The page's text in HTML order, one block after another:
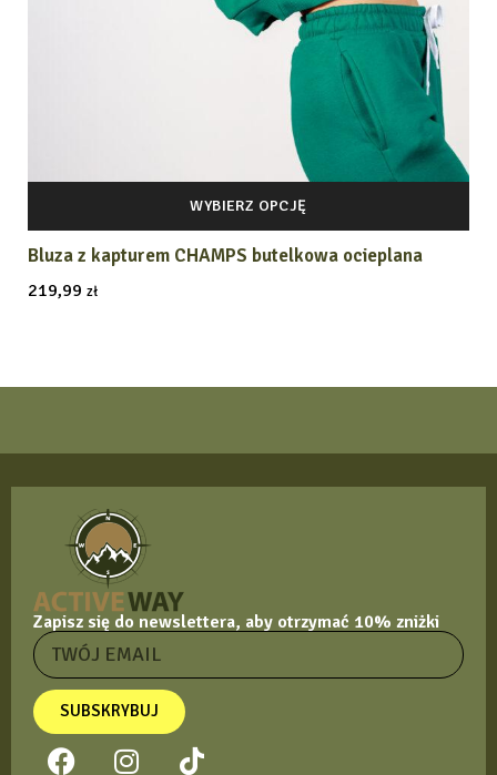
WYBIERZ OPCJĘ
Bluza z kapturem CHAMPS butelkowa ocieplana
219,99 zł
Zapisz się do newslettera, aby otrzymać 10% zniżki
SUBSKRYBUJ